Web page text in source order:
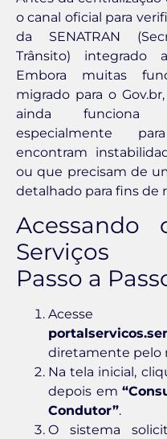
o canal oficial para
da SENATRAN
Trânsito) integrado
Embora muitas
migrado para o
ainda funciona
especialmente
encontram
ou que precisam de
detalhado para fins de
Serviços
Passo a
Acesse
diretamente pelo
Na tela inicial,
depois em
Condutor”.
O sistema